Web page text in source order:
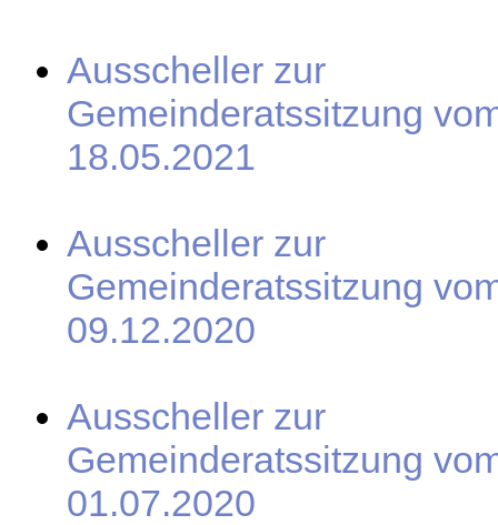
Ausscheller zur
Gemeinderatssitzung
18.05.2021
Ausscheller zur
Gemeinderatssitzung
09.12.2020
Ausscheller zur
Gemeinderatssitzung
01.07.2020